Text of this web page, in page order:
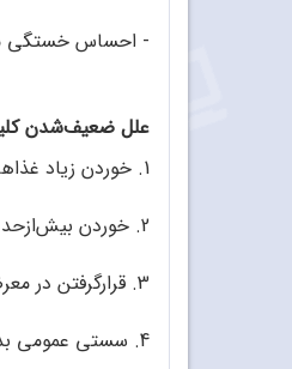
- احساس خستگی
علل ضعیف‌شدن
1. خوردن زیاد غذاهای سرد و تر مانند ماست، دوغ، خیار، هندوانه، ماهی و انواع ترشی؛
2. خوردن بیش‌ازحد آب در شب یا هنگام گرسنگی؛
3. قرارگرفتن در معرض سرما، به‌ویژه در ناحیه‌ کمر و پاها؛
4. سستی عمومی بدن یا سوء مزاج سرد و تر؛